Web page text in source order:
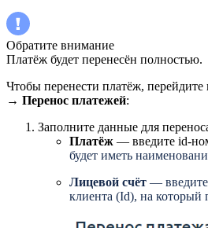
Обратите внимание
Платёж будет перенесён полностью.
Чтобы перенести платёж, перейдите
→ Перенос платежей:
Заполните данные для
Платёж — введите id-
будет иметь
Лицевой счёт — введите
клиента (Id), на который